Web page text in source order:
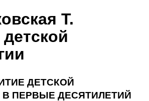
Т.
ДЕТСКОЙ
ПЕРВЫЕ ДЕСЯТИЛЕТИЙ